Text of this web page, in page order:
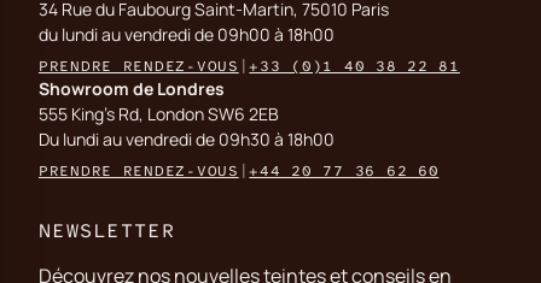
34 Rue du Faubourg Saint-Martin, 75010 Paris
du lundi au vendredi de 09h00 à 18h00
PRENDRE RENDEZ-VOUS +33 (0)1 40 38 22 81
Showroom de Londres
555 King's Rd, London SW6 2EB
Du lundi au vendredi de 09h30 à 18h00
PRENDRE RENDEZ-VOUS +44 20 77 36 62 60
NEWSLETTER
Découvrez nos nouvelles teintes et conseils en